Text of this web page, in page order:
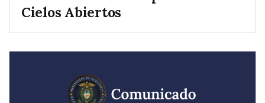
Cielos Abiertos